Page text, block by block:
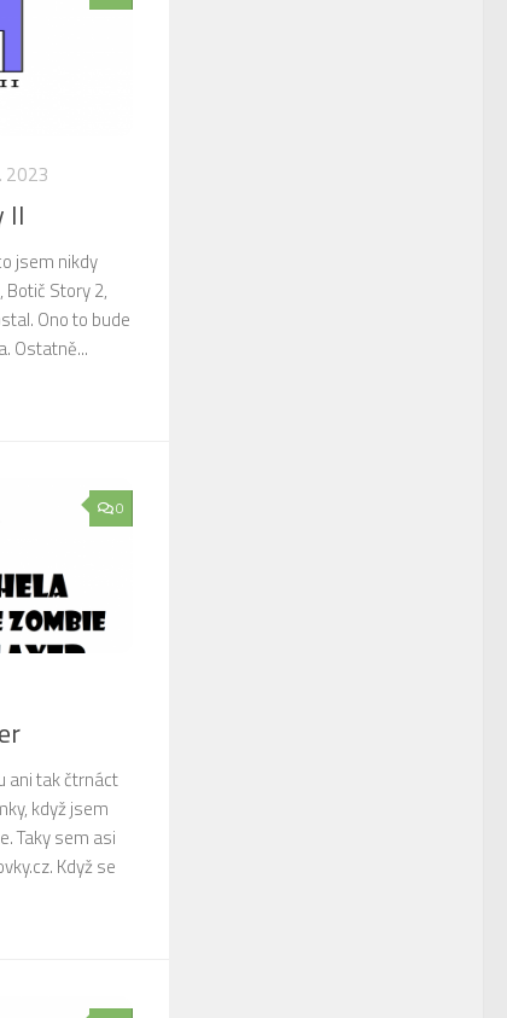
2023
II
jsem nikdy
Botič Story 2,
Ono to bude
Ostatně...
0
ani tak čtrnáct
když jsem
Taky sem asi
Když se